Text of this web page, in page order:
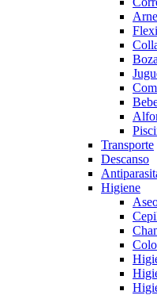
Transporte
Descanso
Higiene